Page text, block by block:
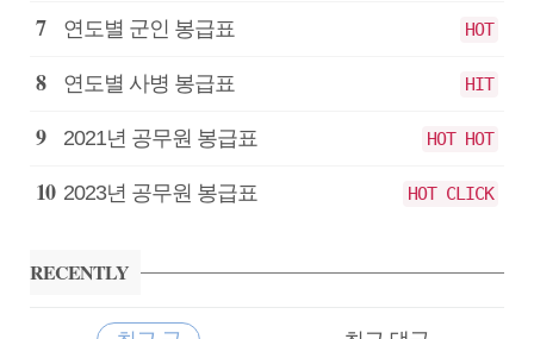
연도별 군인 봉급표 HOT
연도별 사병 봉급표 HIT
2021년 공무원 봉급표 HOT HOT
2023년 공무원 봉급표 HOT CLICK
RECENTLY